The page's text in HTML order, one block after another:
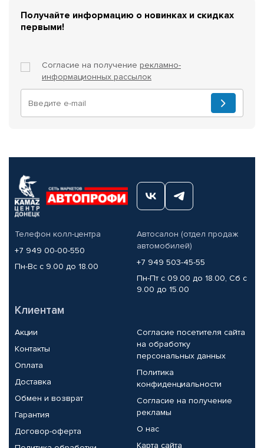
Получайте информацию о новинках и скидках
первыми!
Согласие на получение рекламно-
информационных рассылок
Телефон колл-центра
+7 949 00-00-550
Пн-Вс с 9.00 до 18.00
Автосалон (отдел продаж
автомобилей)
+7 949 503-45-55
Пн-Пт с 09.00 до 18.00, Сб с
9.00 до 15.00
Клиентам
Акции
Контакты
Оплата
Доставка
Обмен и возврат
Гарантия
Договор-оферта
Согласие посетителя сайта
на обработку
персональных данных
Политика
конфиденциальности
Согласие на получение
рекламы
О нас
Карта сайта